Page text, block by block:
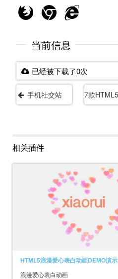
当前信息
已经被下载了0次
手机社交站
相关插件
HTML5浪漫爱心表白动画DEMO演示
浪漫爱心表白动画